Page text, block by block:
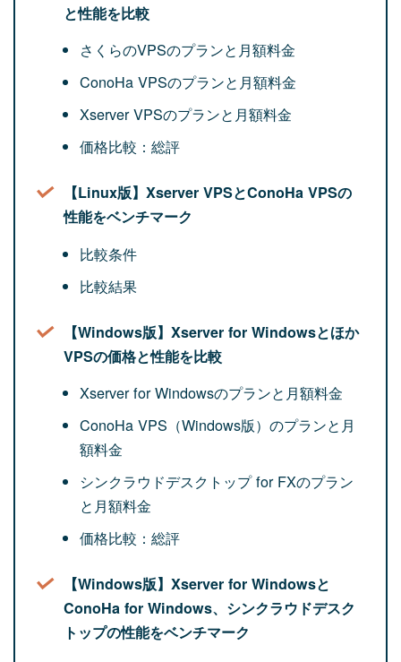
と性能を比較
さくらのVPSのプランと月額料金
ConoHa VPSのプランと月額料金
Xserver VPSのプランと月額料金
価格比較：総評
【Linux版】Xserver VPSとConoHa VPSの
性能をベンチマーク
比較条件
比較結果
【Windows版】Xserver for Windowsとほか
VPSの価格と性能を比較
Xserver for Windowsのプランと月額料金
ConoHa VPS（Windows版）のプランと月
額料金
シンクラウドデスクトップ for FXのプラン
と月額料金
価格比較：総評
【Windows版】Xserver for Windowsと
ConoHa for Windows、シンクラウドデスク
トップの性能をベンチマーク